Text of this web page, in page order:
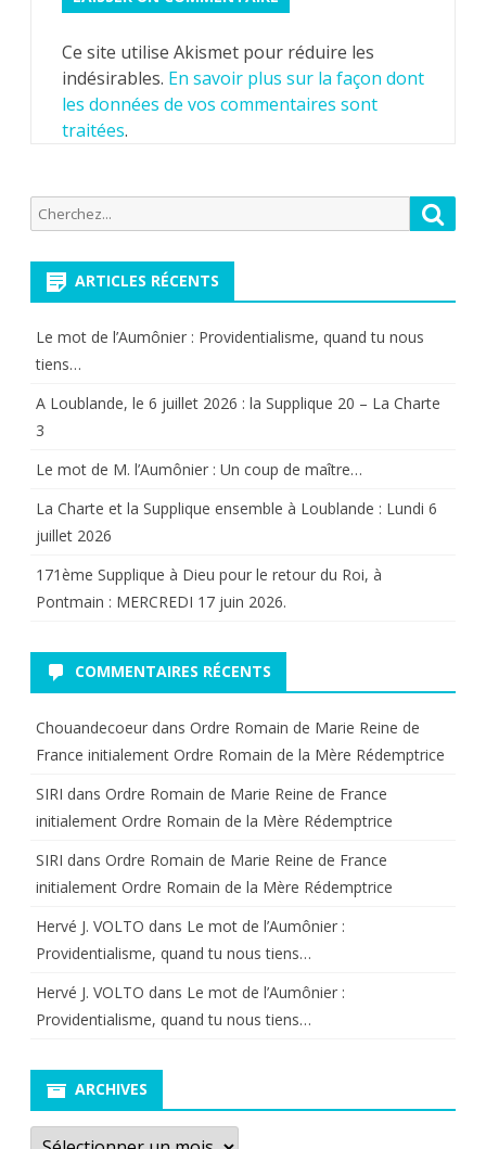
Ce site utilise Akismet pour réduire les
indésirables. En savoir plus sur la façon dont
les données de vos commentaires sont
traitées.
Recherche
pour:
ARTICLES RÉCENTS
Le mot de l’Aumônier : Providentialisme, quand tu nous
tiens…
A Loublande, le 6 juillet 2026 : la Supplique 20 – La Charte
3
Le mot de M. l’Aumônier : Un coup de maître…
La Charte et la Supplique ensemble à Loublande : Lundi 6
juillet 2026
171ème Supplique à Dieu pour le retour du Roi, à
Pontmain : MERCREDI 17 juin 2026.
COMMENTAIRES RÉCENTS
Chouandecoeur dans Ordre Romain de Marie Reine de
France initialement Ordre Romain de la Mère Rédemptrice
SIRI dans Ordre Romain de Marie Reine de France
initialement Ordre Romain de la Mère Rédemptrice
SIRI dans Ordre Romain de Marie Reine de France
initialement Ordre Romain de la Mère Rédemptrice
Hervé J. VOLTO dans Le mot de l’Aumônier :
Providentialisme, quand tu nous tiens…
Hervé J. VOLTO dans Le mot de l’Aumônier :
Providentialisme, quand tu nous tiens…
ARCHIVES
Archives